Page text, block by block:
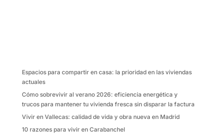
k
i
Espacios para compartir en casa: la prioridad en las viviendas
actuales
Cómo sobrevivir al verano 2026: eficiencia energética y
trucos para mantener tu vivienda fresca sin disparar la factura
Vivir en Vallecas: calidad de vida y obra nueva en Madrid
10 razones para vivir en Carabanchel